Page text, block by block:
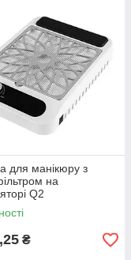
для манікюру з
на
Q2
₴